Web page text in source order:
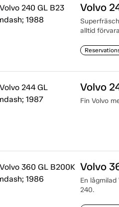
Volvo
alltid
Volvo
Fin Volvo
Volvo
En
240.